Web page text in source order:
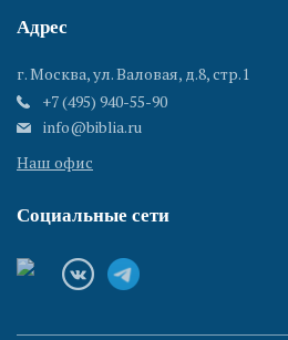
Адрес
г. Москва, ул. Валовая, д.8, стр.1
+7 (495) 940-55-90
info@biblia.ru
Наш офис
Социальные сети